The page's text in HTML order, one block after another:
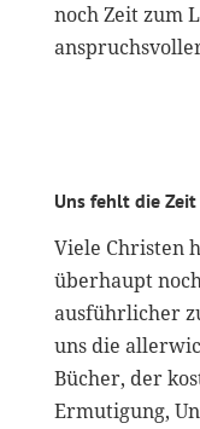
noch Zeit zum
Uns fehlt die
Viele Christen
überhaupt
ausführlicher
uns die
Bücher, der
Ermutigung,